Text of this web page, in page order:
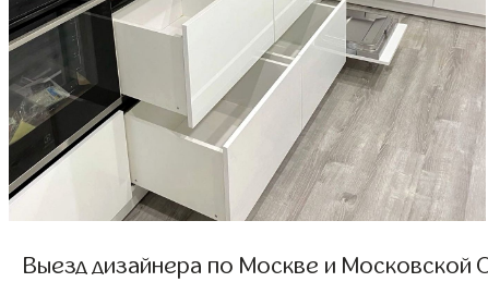
Выезд дизайнера по Москве и Московской